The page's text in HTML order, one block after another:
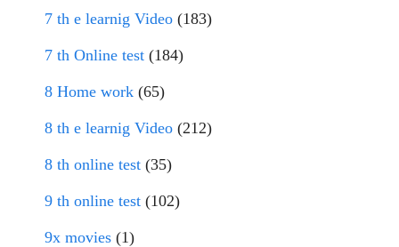
7 th e learnig Video (183)
7 th Online test (184)
8 Home work (65)
8 th e learnig Video (212)
8 th online test (35)
9 th online test (102)
9x movies (1)